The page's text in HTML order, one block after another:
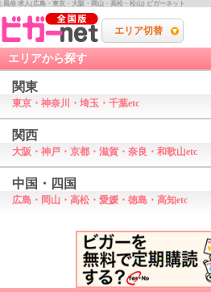
| 風俗 求人(広島・東京・大阪・岡山・高松・松山) ビガーネット
エリア切替
エリアから探す
関東
東京・神奈川・埼玉・千葉etc
関西
大阪・神戸・京都・滋賀・奈良・和歌山etc
中国・四国
広島・岡山・高松・愛媛・徳島・高知etc